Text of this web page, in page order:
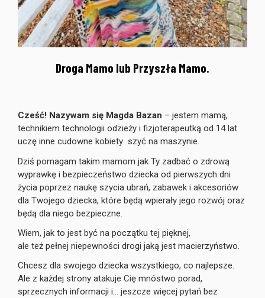
Droga Mamo lub Przyszła Mamo.
Cześć! Nazywam się Magda Bazan – jestem mamą,
technikiem technologii odzieży i fizjoterapeutką od 14 lat
uczę inne cudowne kobiety szyć na maszynie.
Dziś pomagam takim mamom jak Ty zadbać o zdrową
wyprawkę i bezpieczeństwo dziecka od pierwszych dni
życia poprzez naukę szycia ubrań, zabawek i akcesoriów
dla Twojego dziecka, które będą wpierały jego rozwój oraz
będą dla niego bezpieczne.
Wiem, jak to jest być na początku tej pięknej,
ale też pełnej niepewności drogi jaką jest macierzyństwo.
Chcesz dla swojego dziecka wszystkiego, co najlepsze.
Ale z każdej strony atakuje Cię mnóstwo porad,
sprzecznych informacji i... jeszcze więcej pytań bez